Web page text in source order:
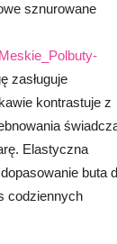
sznurowane
zasługuje
kontrastuje z
Elastyczna
buta
codziennych